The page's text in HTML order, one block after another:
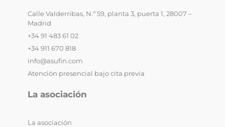
Calle Valderribas, N.º 59, planta 3, puerta 1, 28007 –
Madrid
+34 91 483 61 02
+34 911 670 818
info@asufin.com
Atención presencial bajo cita previa
La asociación
La asociación